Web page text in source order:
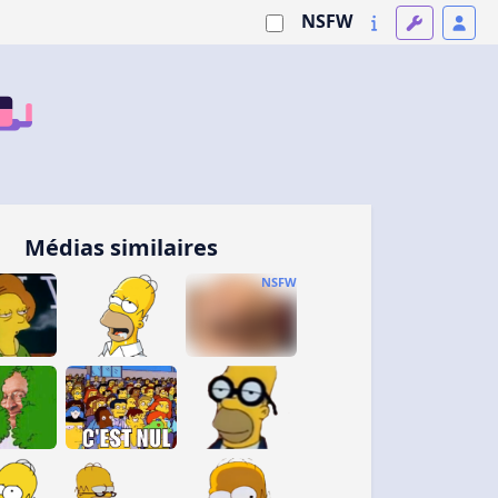
NSFW
Médias similaires
NSFW